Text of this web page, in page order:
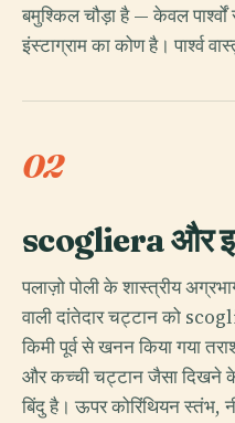
बमुश्किल चौड़ा है — केवल
इंस्टाग्राम का कोण है। पार्श्व
02
scogliera और
पलाज़ो पोली के शास्त्रीय
वाली दांतेदार चट्टान को
किमी पूर्व से खनन किया गया
और कच्ची चट्टान जैसा दिखने के
बिंदु है। ऊपर कोरिंथियन स्तंभ,